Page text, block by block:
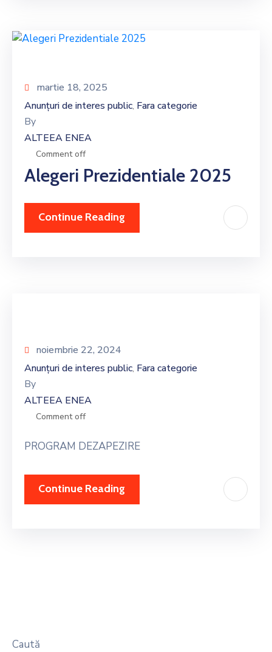
martie 18, 2025
Anunțuri de interes public‚ Fara categorie
By
ALTEEA ENEA
Comment off
Alegeri Prezidentiale 2025
Continue Reading
noiembrie 22, 2024
Anunțuri de interes public‚ Fara categorie
By
ALTEEA ENEA
Comment off
PROGRAM DEZAPEZIRE
Continue Reading
Caută